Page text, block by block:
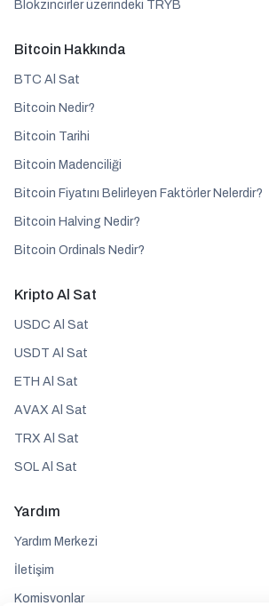
Blokzincirler üzerindeki TRYB
Bitcoin Hakkında
BTC Al Sat
Bitcoin Nedir?
Bitcoin Tarihi
Bitcoin Madenciliği
Bitcoin Fiyatını Belirleyen Faktörler Nelerdir?
Bitcoin Halving Nedir?
Bitcoin Ordinals Nedir?
Kripto Al Sat
USDC Al Sat
USDT Al Sat
ETH Al Sat
AVAX Al Sat
TRX Al Sat
SOL Al Sat
Yardım
Yardım Merkezi
İletişim
Komisyonlar